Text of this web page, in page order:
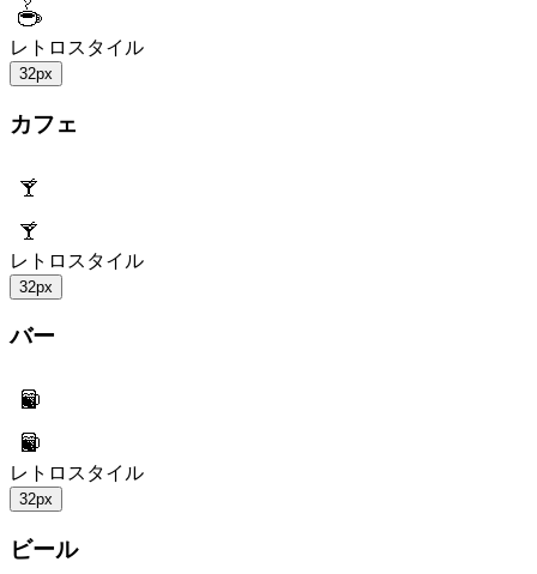
レトロスタイル
32px
カフェ
レトロスタイル
32px
バー
レトロスタイル
32px
ビール